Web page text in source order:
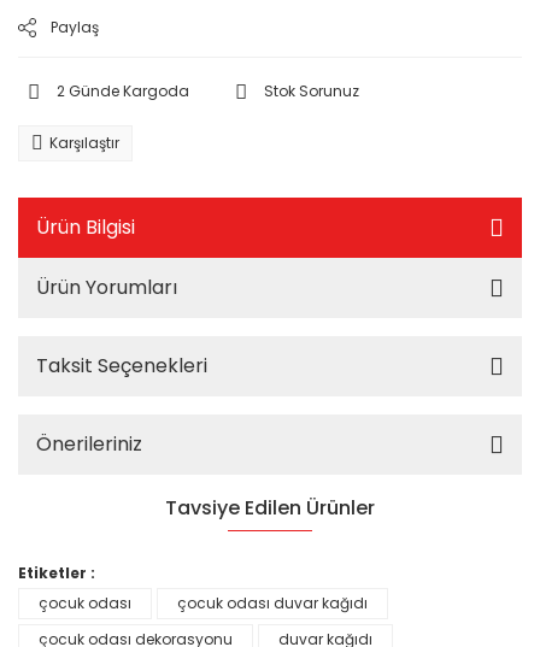
Paylaş
2 Günde Kargoda Stok Sorunuz
Karşılaştır
Ürün Bilgisi
Ürün Yorumları
Taksit Seçenekleri
Önerileriniz
Tavsiye Edilen Ürünler
Etiketler :
çocuk odası
çocuk odası duvar kağıdı
çocuk odası dekorasyonu
duvar kağıdı